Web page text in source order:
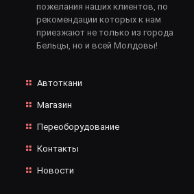
пожелания наших клиентов, по
рекомендации которых к нам
приезжают не только из города
Бельцы, но и всей Молдовы!
Автоткани
Магазин
Переоборудование
Контакты
Новости